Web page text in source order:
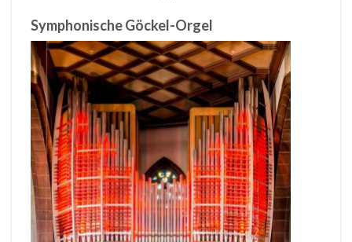
Symphonische Göckel-Orgel